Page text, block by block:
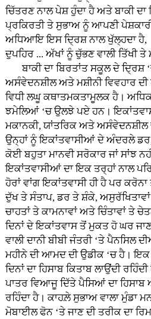
ਚਿੱਤਰਣ ਨਾਲ ਪੇਸ਼ ਹੁੰਦਾ ਹੈ ਅਤੇ ਬਾਕੀ ਦਾ
ਪ੍ਰਕਿਰਤੀ ਤੇ ਸੁਭਾਅ ਨੂੰ ਆਪਣੀ
ਅਧਿਆਇ ਇਸ ਦ੍ਰਿਸ਼ ਨਾਲ ਖੁੱਲ੍ਹਦਾ ਹੈ,
ਦੁਪਹਿਰ ... ਅੱਖਾਂ ਨੂੰ ਚੁੱਭਣ ਵਾਲੀ ਤਿੱਖੀ ਤੇ
ਬਾਕੀ ਦਾ ਬਿਰਤਾਂਤ ਸਕੂਲ ਦੇ ਦ੍ਰਿਸ਼
ਅਸੰਵੇਦਨਸ਼ੀਲ ਅਤੇ ਮਸ਼ੀਨੀ ਵਿਵਹਾਰ ਦੀ
ਵਿਧੀ ਲਘੂ ਕਥਾਤਮਕਤਾਮੂਲਕ ਹੈ।
ਝਮੇਲਿਆਂ ‘ਚ ਉਲਝੇ ਪਏ ਹਨ।
ਮਕਾਨਕੀ, ਯਾਂਤਰਿਕ ਅਤੇ ਅਸੰਵੇਦਨਸ਼ੀਲ
ਉਨ੍ਹਾਂ ਨੂੰ ਇਕਾਂਤਵਾਸੀਆਂ ਦੇ ਅੰਦਰਲੇ
ਕੋਈ ਬਹੁਤਾ ਮਾਨਵੀ ਸਰੋਕਾਰ ਜਾਂ ਸਾਂਝ
ਇਕਾਂਤਵਾਸੀਆਂ ਦਾ ਇਕ ਤਰ੍ਹਾਂ ਨਾਲ
ਹੋਰਾਂ ਵਾਂਗ ਇਕਾਂਤਵਾਸੀ ਹੀ ਹੈ ਪਰ
ਦੁੱਖ ਤੇ ਸੰਤਾਪ, ਡਰ ਤੇ ਸ਼ੰਕੇ,
ਚਾਹਤਾਂ ਤੇ ਕਾਮਨਾਵਾਂ ਅਤੇ ਚਿੰਤਾਵਾਂ ਤੇ
ਦਿਨਾਂ ਦੇ ਇਕਾਂਤਵਾਸ ਤੋਂ ਮੁਕਤ ਹੋ ਘਰ
ਵਾਲੀ ਦਾਨੀ ਬੀਬੀ ਜੰਤਰੀ ‘ਤੇ ਪੈਨਸਿਲ
ਮਹੀਨੇ ਦੀ ਆਮਦ ਦੀ ਉਡੀਕ ‘ਚ ਹੈ। ਇਕ
ਦਿਨਾਂ ਦਾ ਹਿਸਾਬ ਕਿਤਾਬ ਲਾਉਂਦੀ
ਪਾਤਰ ਵਿਆਜੂ ਦਿੱਤੇ ਪੈਸਿਆਂ ਦਾ ਹਿਸਾਬ
ਰਹਿੰਦਾ ਹੈ। ਕਾਹਲ਼ੇ ਸੁਭਾਅ ਵਾਲਾ ਮੁੰਡਾ
ਮੋਬਾਈਲ ਫੋਨ ‘ਤੇ ਜਾਣ ਦੀ ਤਰੀਕ ਦਾ